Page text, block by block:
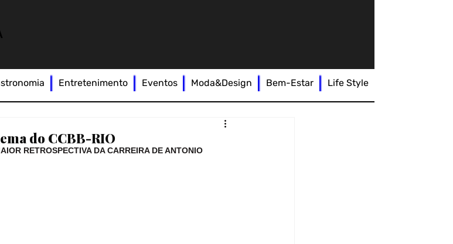
do CCBB-RIO
RETROSPECTIVA DA CARREIRA DE ANTONIO
Entretenimento Eventos Moda&Design Bem-Estar Life Style